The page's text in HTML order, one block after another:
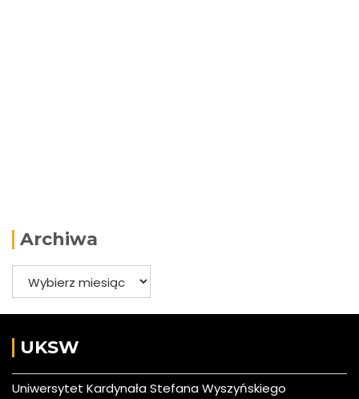
Archiwa
Archiwa
UKSW
Uniwersytet Kardynała Stefana Wyszyńskiego